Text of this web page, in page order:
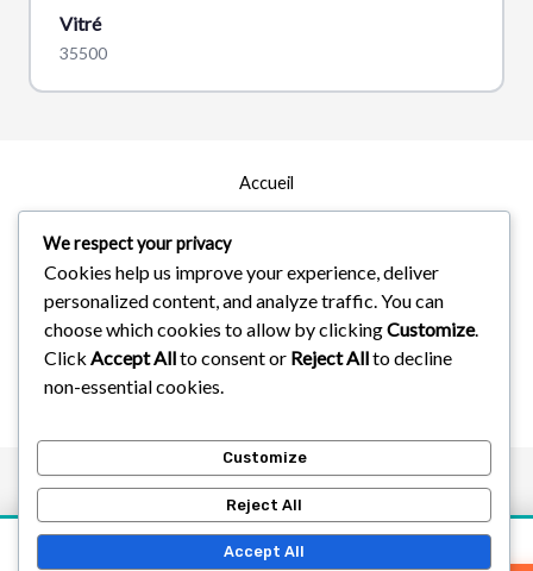
Vitré
35500
Devis
Accueil
À Propos
Services
Droit d'Auteur © 2026
We respect your privacy
Cookies help us improve your experience, deliver
personalized content, and analyze traffic. You can
choose which cookies to allow by clickingCustomize.
Click Accept Allto consent or Reject Allto decline
non-essential cookies.
Customize
Reject All
Accept All